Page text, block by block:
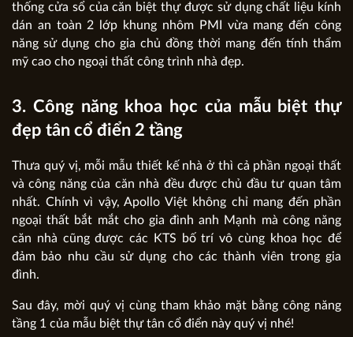
thống cửa sổ của căn biệt thự được sử dụng chất liệu kính
dán an toàn 2 lớp khung nhôm PMI vừa mang đến công
năng sử dụng cho gia chủ đồng thời mang đến tính thẩm
mỹ cao cho ngoại thất công trình nhà đẹp.
3. Công năng khoa học của mẫu biệt thự
đẹp tân cổ điển 2 tầng
Thưa quý vị, mỗi mẫu thiết kế nhà ở thì cả phần ngoại thất
và công năng của căn nhà đều được chủ đầu tư quan tâm
nhất. Chính vì vậy, Apollo Việt không chỉ mang đến phần
ngoại thất bắt mắt cho gia đình anh Mạnh mà công năng
căn nhà cũng được các KTS bố trí vô cùng khoa học để
đảm bảo nhu cầu sử dụng cho các thành viên trong gia
đình.
Sau đây, mời quý vị cùng tham khảo mặt bằng công năng
tầng 1 của mẫu biệt thự tân cổ điển này quý vị nhé!